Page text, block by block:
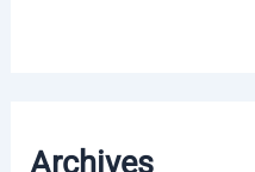
Archives